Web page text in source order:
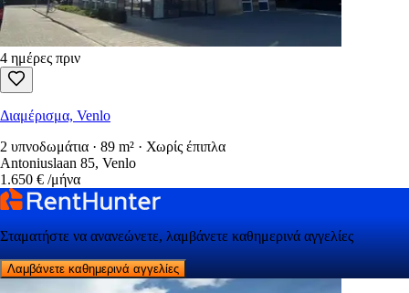
4 ημέρες πριν
Διαμέρισμα, Venlo
2 υπνοδωμάτια · 89 m² · Χωρίς έπιπλα
Antoniuslaan 85, Venlo
1.650 € /μήνα
Σταματήστε να ανανεώνετε, λαμβάνετε καθημερινά αγγελίες
Λαμβάνετε καθημερινά αγγελίες